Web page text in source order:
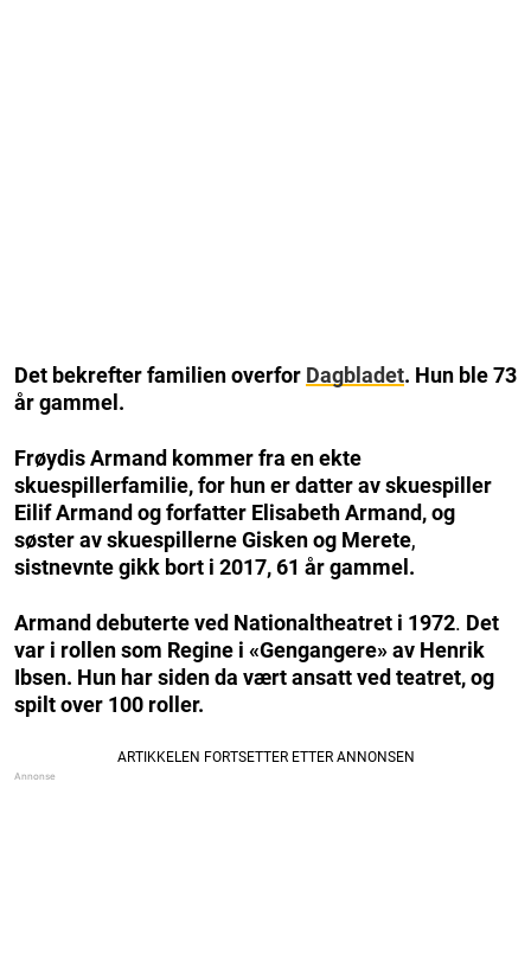
Det bekrefter familien overfor Dagbladet. Hun ble 73
år gammel.
Frøydis Armand kommer fra en ekte
skuespillerfamilie, for hun er datter av skuespiller
Eilif Armand og forfatter Elisabeth Armand, og
søster av skuespillerne Gisken og Merete,
sistnevnte gikk bort i 2017, 61 år gammel.
Armand debuterte ved Nationaltheatret i 1972. Det
var i rollen som Regine i «Gengangere» av Henrik
Ibsen. Hun har siden da vært ansatt ved teatret, og
spilt over 100 roller.